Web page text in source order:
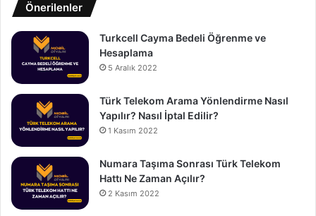
Önerilenler
Turkcell Cayma Bedeli Öğrenme ve
Hesaplama
5 Aralık 2022
Türk Telekom Arama Yönlendirme Nasıl
Yapılır? Nasıl İptal Edilir?
1 Kasım 2022
Numara Taşıma Sonrası Türk Telekom
Hattı Ne Zaman Açılır?
2 Kasım 2022